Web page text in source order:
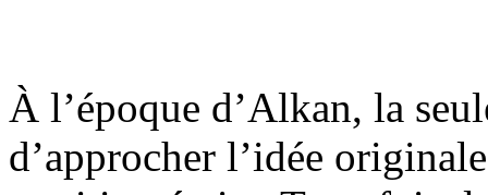
À l’époque d’Alkan, la
d’approcher l’idée